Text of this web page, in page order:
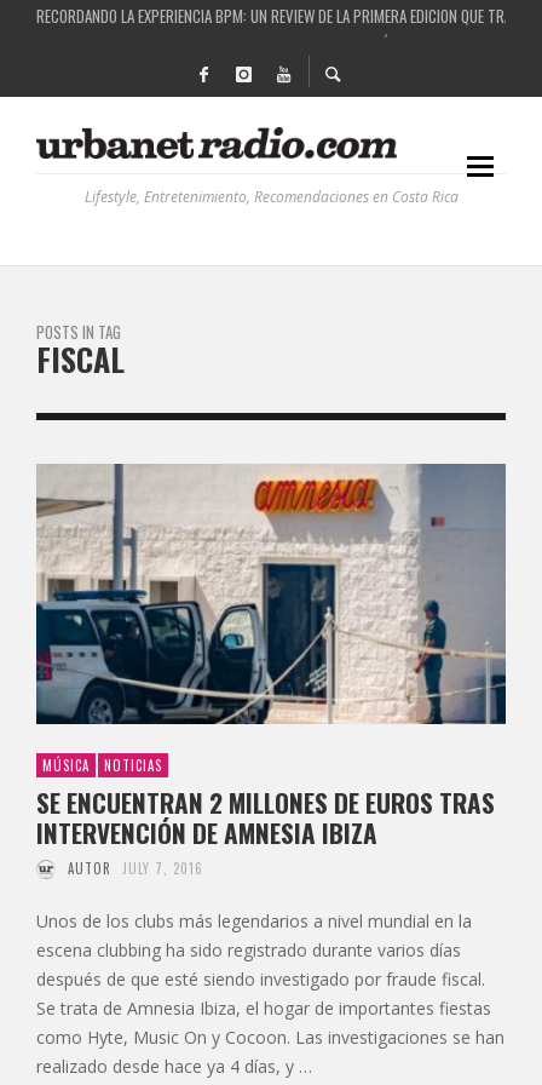
RECORDANDO LA EXPERIENCIA BPM: UN REVIEW DE LA PRIMERA EDICIÓN QUE TRAJO
COSTA RICA Y EL BPM FESTIVAL: UNA COMBINACIÓN EXITOSA
RUTAS NATURBANAS: EL PROYECTO QUE ESTÁ TRANSFORMANDO LA CALIDAD DE
LA HISTORIA DETRÁS DE LA MÚSICA ELECTRÓNICA: BBC RADIOPHONIC WORKSHOP
Lifestyle, Entretenimiento, Recomendaciones en Costa Rica
POSTS IN TAG
FISCAL
MÚSICA NOTICIAS
SE ENCUENTRAN 2 MILLONES DE EUROS TRAS
INTERVENCIÓN DE AMNESIA IBIZA
AUTOR JULY 7, 2016
Unos de los clubs más legendarios a nivel mundial en la
escena clubbing ha sido registrado durante varios días
después de que esté siendo investigado por fraude fiscal.
Se trata de Amnesia Ibiza, el hogar de importantes fiestas
como Hyte, Music On y Cocoon. Las investigaciones se han
realizado desde hace ya 4 días, y …